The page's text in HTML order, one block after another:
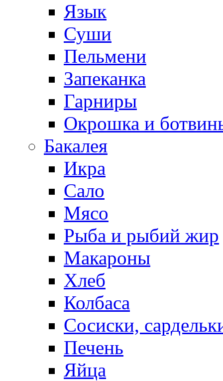
Язык
Суши
Пельмени
Запеканка
Гарниры
Окрошка и
Бакалея
Икра
Сало
Мясо
Рыба и рыбий жир
Макароны
Хлеб
Колбаса
Сосиски,
Печень
Яйца